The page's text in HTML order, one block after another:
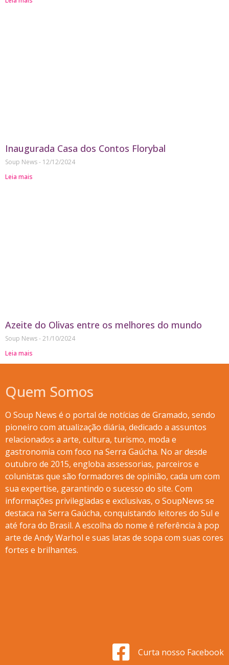
Inaugurada Casa dos Contos Florybal
Soup News
12/12/2024
Leia mais
Azeite do Olivas entre os melhores do mundo
Soup News 21/10/2024
Leia mais
Quem Somos
O Soup News é o portal de notícias de Gramado, sendo
pioneiro com atualização diária, dedicado a assuntos
relacionados a arte, cultura, turismo, moda e
gastronomia com foco na Serra Gaúcha. No ar desde
outubro de 2015, engloba assessorias, parceiros e
colunistas que são formadores de opinião, cada um com
sua expertise, garantindo o sucesso do site. Com
informações privilegiadas e exclusivas, o SoupNews se
destaca na Serra Gaúcha, conquistando leitores do Sul e
até fora do Brasil. A escolha do nome é referência à pop
arte de Andy Warhol e suas latas de sopa com suas cores
fortes e brilhantes.
Curta nosso Facebook